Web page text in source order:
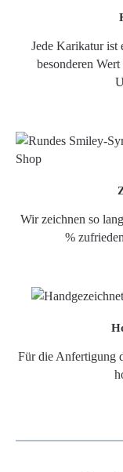
Jede Karikatur
besonderen
Wir zeichnen so
%
Für die Anfertigung